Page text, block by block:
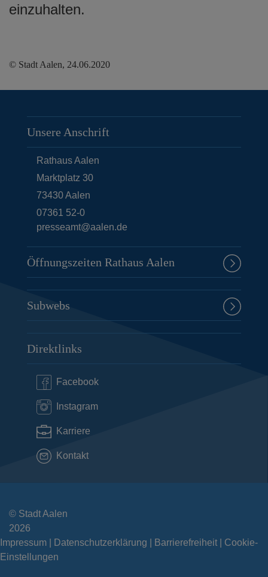
einzuhalten.
© Stadt Aalen, 24.06.2020
Unsere Anschrift
Rathaus Aalen
Marktplatz 30
73430Aalen
07361 52-0
presseamt@aalen.de
Öffnungszeiten Rathaus Aalen
Subwebs
Direktlinks
Facebook
Instagram
Karriere
Kontakt
© Stadt Aalen
2026
Impressum
Datenschutzerklärung Barrierefreiheit
Cookie-
Einstellungen